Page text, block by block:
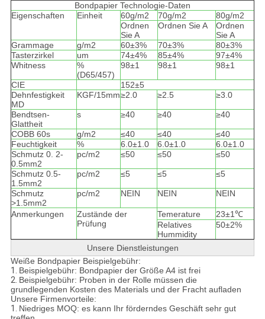
Bondpapier Technologie-Daten
Eigenschaften
Einheit 60g/m2 70g/m2
80g/m2
Ordnen
Sie A
Ordnen Sie A
Ordnen
Sie A
Grammage
g/m2 60±3% 70±3%
80±3%
Tasterzirkel
um 74±4% 85±4%
97±4%
Whitness
%
(D65/457)
98±1 98±1 98±1
CIE
152±5
Dehnfestigkeit
MD
KGF/15mm≥2.0 ≥2.5 ≥3.0
Bendtsen-
Glattheit
s ≥40 ≥40 ≥40
COBB 60s g/m2 ≤40 ≤40
≤40
Feuchtigkeit
% 6.0±1.0 6.0±1.0
6.0±1.0
Schmutz 0. 2-
0.5mm2
pc/m2 ≤50 ≤50 ≤50
Schmutz 0.5-
1.5mm2
pc/m2 ≤5 ≤5 ≤5
Schmutz
>1.5mm2
pc/m2 NEIN NEIN NEIN
Anmerkungen
Zustände der
Prüfung
Temerature
23±1℃
Relatives
Hummidity
50±2%
Unsere Dienstleistungen
Weiße Bondpapier Beispielgebühr:
1. Beispielgebühr: Bondpapier der Größe A4 ist frei
2. Beispielgebühr: Proben in der Rolle müssen die
grundlegenden Kosten des Materials und der Fracht aufladen
Unsere Firmenvorteile:
1. Niedriges MOQ: es kann Ihr förderndes Geschäft sehr gut